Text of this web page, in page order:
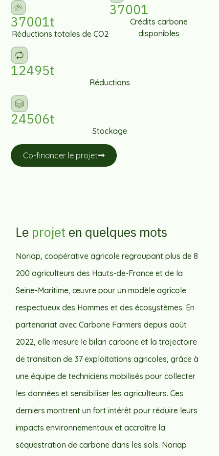
Réductions totales de CO2
37001t
Crédits carbone
disponibles
37001
Réductions
12495t
Stockage
24506t
Co-financer le projet
Le projet en quelques mots
Noriap, coopérative agricole regroupant plus de 8
200 agriculteurs des Hauts-de-France et de la
Seine-Maritime, œuvre pour un modèle agricole
respectueux des Hommes et des écosystèmes. En
partenariat avec Carbone Farmers depuis août
2022, elle mesure le bilan carbone et la trajectoire
de transition de 37 exploitations agricoles, grâce à
une équipe de techniciens mobilisés pour collecter
les données et sensibiliser les agriculteurs. Ces
derniers montrent un fort intérêt pour réduire leurs
impacts environnementaux et accroître la
séquestration de carbone dans les sols. Noriap